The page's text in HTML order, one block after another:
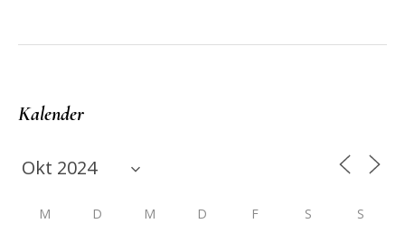
Kalender
M D M D F S S